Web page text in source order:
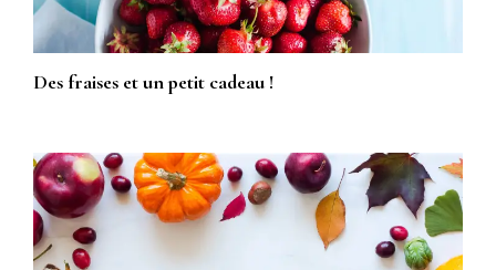
Des fraises et un petit cadeau !